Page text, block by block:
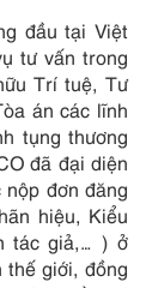
đầu tại Việt
tư vấn trong
Trí tuệ, Tư
án các lĩnh
tụng thương
đã đại diện
đơn đăng
hiệu, Kiểu
tác giả,… ) ở
thế giới, đồng